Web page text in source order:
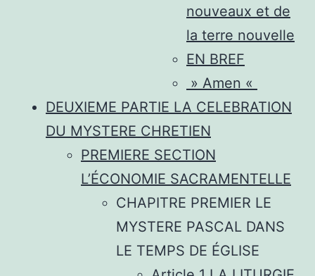
nouveaux et de
la terre nouvelle
EN BREF
» Amen «
DEUXIEME PARTIE LA CELEBRATION
DU MYSTERE CHRETIEN
PREMIERE SECTION
L’ÉCONOMIE SACRAMENTELLE
CHAPITRE PREMIER LE
MYSTERE PASCAL DANS
LE TEMPS DE ÉGLISE